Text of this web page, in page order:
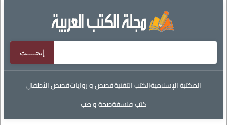
المكتبة الإسلاميةالكتب التقنيةقصص و رواياتقصص الأطفال
كتب فلسفةصحة و طب